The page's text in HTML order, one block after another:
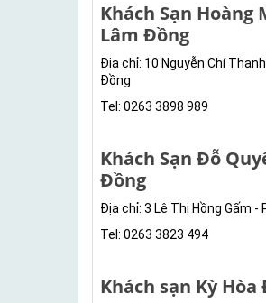
Khách Sạn Hoàng
Lâm Đồng
Địa chỉ: 10 Nguyễn Chí
Đồng
Tel: 0263 3898 989
Khách Sạn Đỗ
Đồng
Địa chỉ: 3 Lê Thị Hồng Gấm
Tel: 0263 3823 494
Khách sạn Kỳ